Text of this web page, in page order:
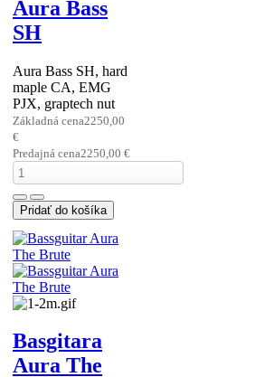
Basgitara
Aura
Precision
Bass SH
Aura Precision Bass
SH, hard maple CA,
Lindy Franklin, ...
Základná cena
Predajná cena2450,00 €